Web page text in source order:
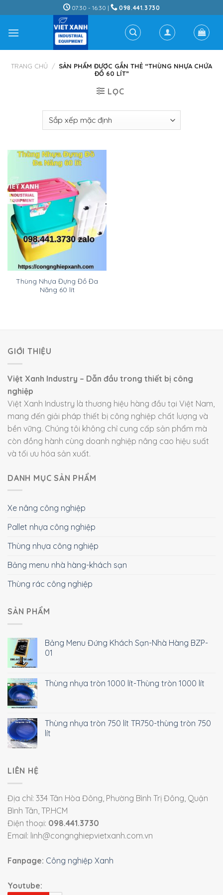
to
content
07:30 - 16:30 | 098.441.3730
TRANG CHỦ / SẢN PHẨM ĐƯỢC GẮN THẺ “THÙNG NHỰA CHỨA
ĐỒ 60 LÍT”
LỌC
Thùng Nhựa Đựng Đồ Đa
Năng 60 lít
GIỚI THIỆU
Việt Xanh Industry – Dẫn đầu trong thiết bị công
nghiệp
Việt Xanh Industry là thương hiệu hàng đầu tại Việt Nam,
mang đến giải pháp thiết bị công nghiệp chất lượng và
bền vững. Chúng tôi không chỉ cung cấp sản phẩm mà
còn đồng hành cùng doanh nghiệp nâng cao hiệu suất
và tối ưu hóa sản xuất.
DANH MỤC SẢN PHẨM
Xe nâng công nghiệp
Pallet nhựa công nghiệp
Thùng nhựa công nghiệp
Bảng menu nhà hàng-khách sạn
Thùng rác công nghiệp
SẢN PHẨM
Bảng Menu Đứng Khách Sạn-Nhà Hàng BZP-
01
Thùng nhựa tròn 1000 lít-Thùng tròn 1000 lít
Thùng nhựa tròn 750 lít TR750-thùng tròn 750
lít
LIÊN HỆ
Địa chỉ: 334 Tân Hòa Đông, Phường Bình Trị Đông, Quận
Bình Tân, TP.HCM
Điện thoại: 098.441.3730
Email: linh@congnghiepvietxanh.com.vn
Fanpage: Công nghiệp Xanh
Youtube: